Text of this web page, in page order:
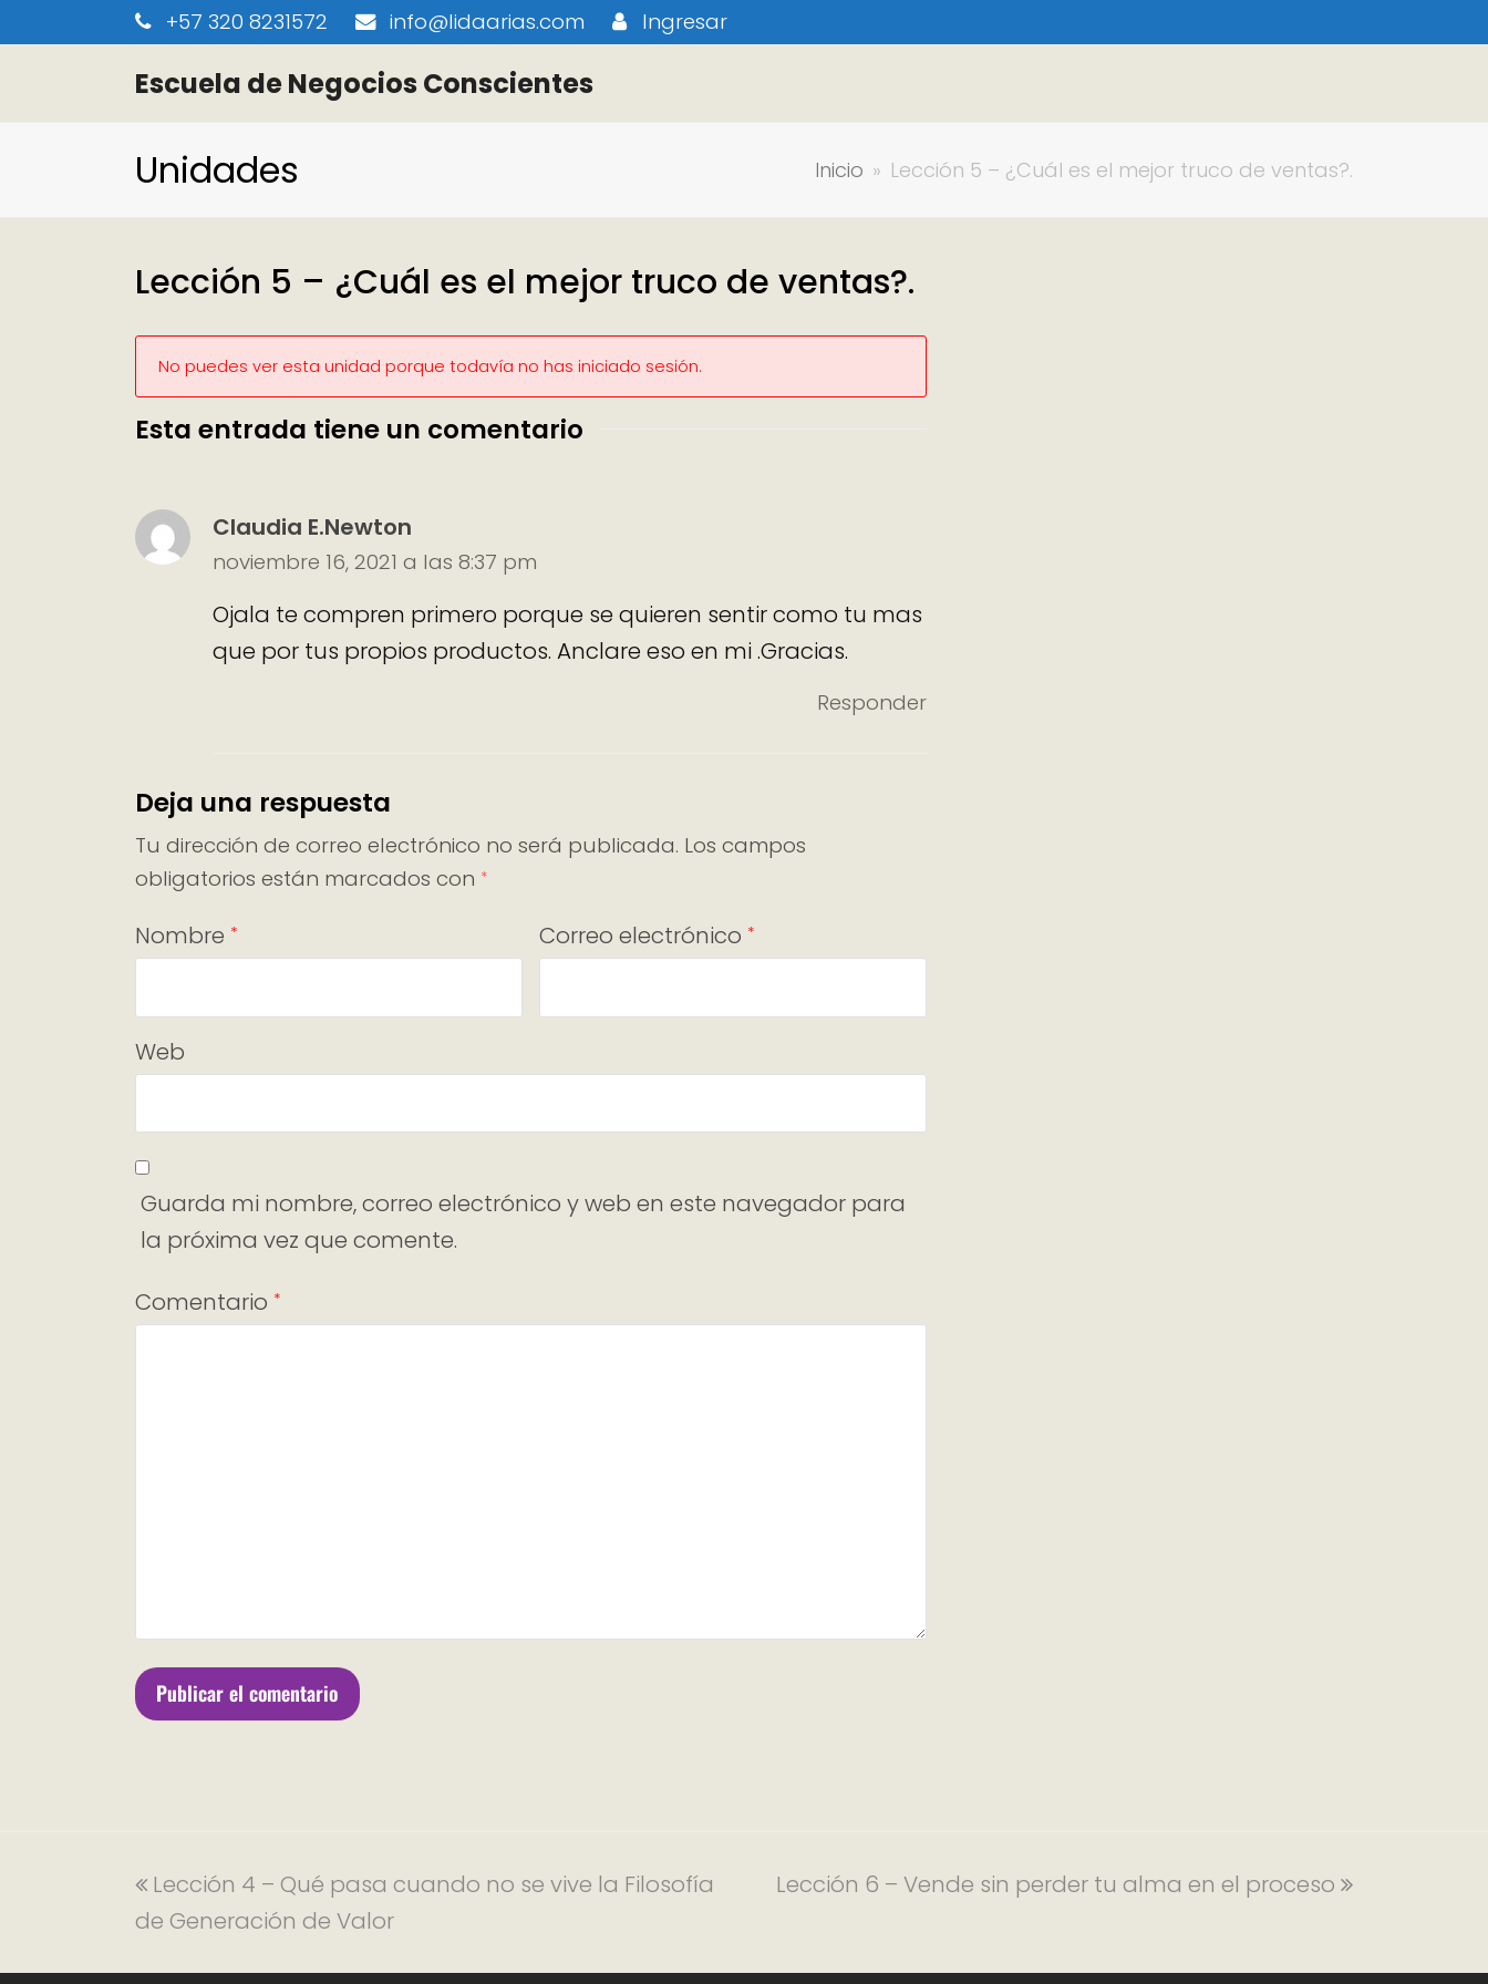
+57 320 8231572 info@lidaarias.com Ingresar
Escuela de Negocios Conscientes
Unidades Inicio » Lección 5 – ¿Cuál es el mejor truco de ventas?.
Lección 5 – ¿Cuál es el mejor truco de ventas?.
No puedes ver esta unidad porque todavía no has iniciado sesión.
Esta entrada tiene un comentario
Claudia E.Newton
noviembre 16, 2021 a las 8:37 pm
Ojala te compren primero porque se quieren sentir como tu mas
que por tus propios productos. Anclare eso en mi .Gracias.
Responder
Deja una respuesta
Tu dirección de correo electrónico no será publicada. Los campos
obligatorios están marcados con *
Nombre * Correo electrónico *
Web
Guarda mi nombre, correo electrónico y web en este navegador para
la próxima vez que comente.
Comentario *
Lección 4 – Qué pasa cuando no se vive la Filosofía
de Generación de Valor
Lección 6 – Vende sin perder tu alma en el proceso